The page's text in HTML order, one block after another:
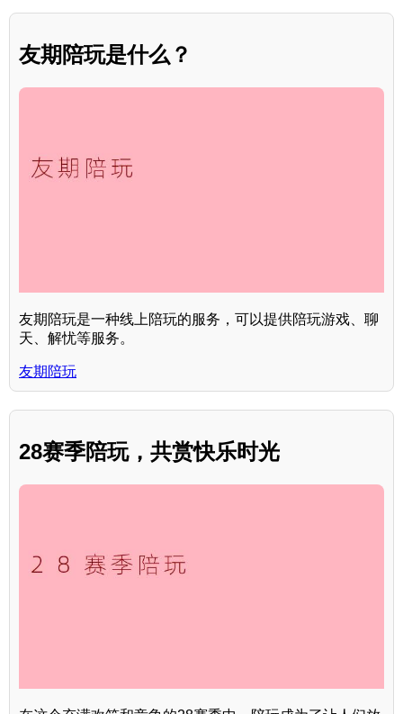
友期陪玩是什么？
友期陪玩是一种线上陪玩的服务，可以提供陪玩游戏、聊
天、解忧等服务。
友期陪玩
28赛季陪玩，共赏快乐时光